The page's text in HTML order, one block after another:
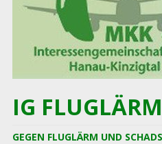
IG
GEGEN FLUGLÄRM UND